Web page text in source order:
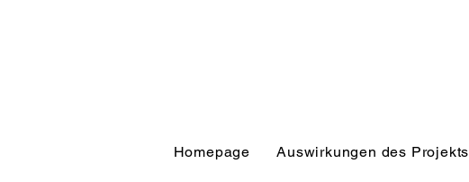
Homepage Auswirkungen des Projekts